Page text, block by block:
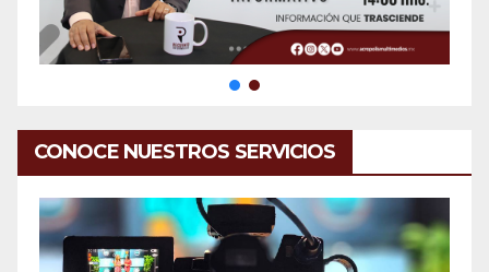
CONOCE NUESTROS SERVICIOS